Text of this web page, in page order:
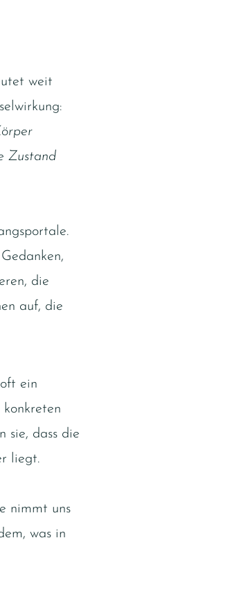
weit
Zustand
die
auf, die
ein
sie, dass die
liegt.
nimmt uns
was in